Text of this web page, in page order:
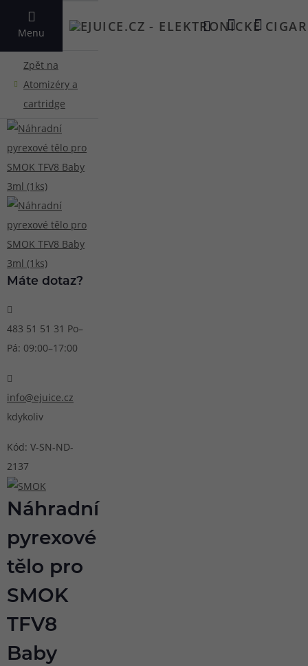
Menu
VYHLEDAT
Máte dotaz?
483 51 51 31 Po–
Pá: 09:00–17:00
info@ejuice.cz
kdykoliv
Kód: V-SN-ND-
2137
Náhradní
pyrexové
tělo pro
SMOK
TFV8
Baby